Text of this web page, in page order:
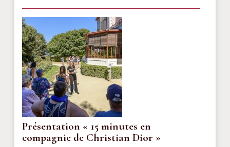
Présentation « 15 minutes en
compagnie de Christian Dior »